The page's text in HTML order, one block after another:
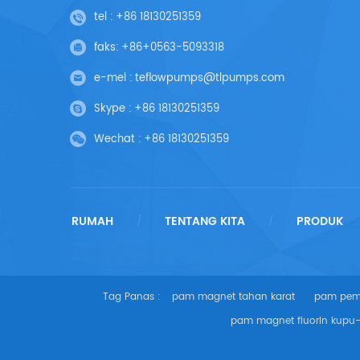
tel : +86 18130251359
faks: +86+0563-5093318
e-mel :teflowpumps@tlpumps.com
Skype : +86 18130251359
Wechat : +86 18130251359
RUMAH / TENTANG KITA / PRODUK
Tag Panas : pam magnet tahan karat pam
pam magnet fluorin